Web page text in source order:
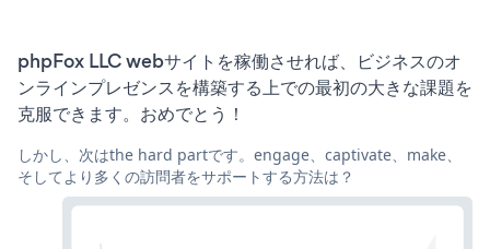
phpFox LLC webサイトを稼働させれば、ビジネスのオ
ンラインプレゼンスを構築する上での最初の大きな課題を
克服できます。おめでとう！
しかし、次はthe hard partです。engage、captivate、make、
そしてより多くの訪問者をサポートする方法は？